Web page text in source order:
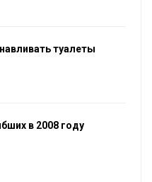
туалеты
в 2008 году